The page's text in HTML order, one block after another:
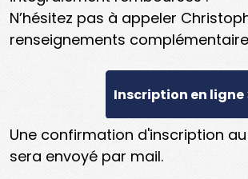
N’hésitez pas à appeler
renseignements
Inscription en ligne
Une confirmation d'inscription
sera envoyé par mail.